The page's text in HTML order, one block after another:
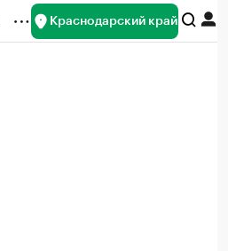
Краснодарский край